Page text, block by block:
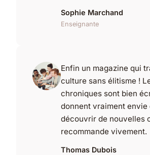
Sophie Marchand
Enseignante
Enfin un magazine qui
culture sans élitisme !
chroniques sont bien
donnent vraiment envie
découvrir de nouvelles
recommande vivement.
Thomas Dubois